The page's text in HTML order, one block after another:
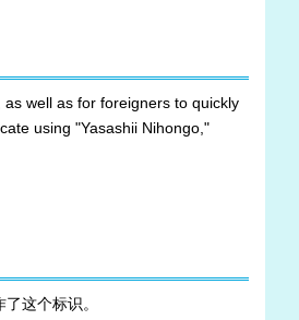
to quickly
Nihongo,"
这个标识。